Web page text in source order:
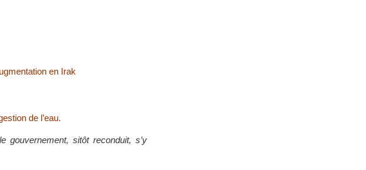
en Irak
de l’eau.
gouvernement, sitôt reconduit, s’y